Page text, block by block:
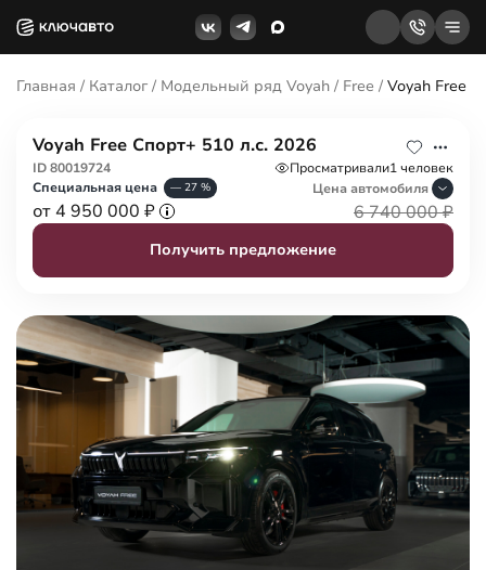
Главная / Каталог / Модельный ряд Voyah / Free / Voyah Free
Voyah Free Спорт+ 510 л.с. 2026
ID 80019724 Просматривали1 человек
Специальная цена
— 27 %
от 4 950 000 ₽
Цена автомобиля
6 740 000 ₽
Получить предложение